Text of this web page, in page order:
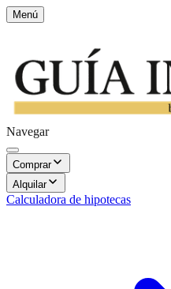
Menú
Navegar
Comprar
Alquilar
Calculadora de hipotecas